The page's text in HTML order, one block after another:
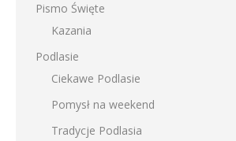
Pismo Święte
Kazania
Podlasie
Ciekawe Podlasie
Pomysł na weekend
Tradycje Podlasia